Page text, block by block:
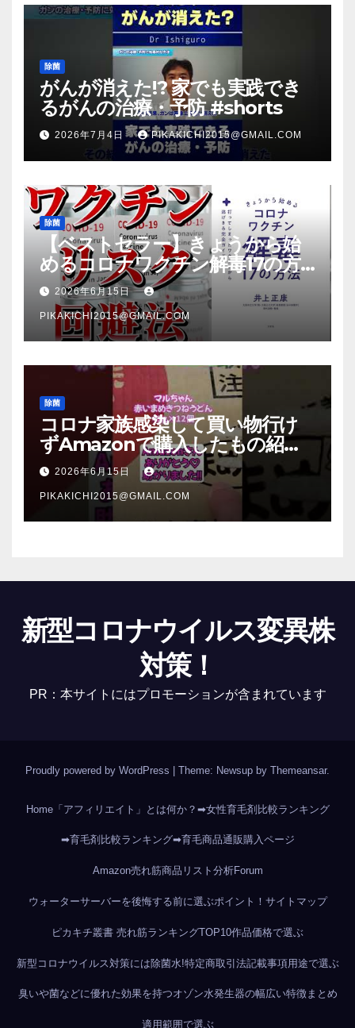
除菌
がんが消えた!? 家でも実践でき
るがんの治療・予防 #shorts
2026年7月4日 PIKAKICHI2015@GMAIL.COM
除菌
【ベストセラー】きょうから始
めるコロナワクチン解毒17の方
法【本要約】
2026年6月15日
PIKAKICHI2015@GMAIL.COM
除菌
コロナ家族感染して買い物行け
ずAmazonで購入したもの紹
介 #Shorts
2026年6月15日
PIKAKICHI2015@GMAIL.COM
新型コロナウイルス変異株
対策！
PR：本サイトにはプロモーションが含まれています
Proudly powered by WordPress Theme: Newsup by Themeansar.
Home「アフィリエイト」とは何か？ ➡女性育毛剤比較ランキング
➡育毛剤比較ランキング➡育毛商品通販購入ページ
Amazon売れ筋商品リスト分析Forum
ウォーターサーバーを後悔する前に選ぶポイント！ サイトマップ
ピカキチ叢書 売れ筋ランキングTOP10作品価格で選ぶ
新型コロナウイルス対策には除菌水!特定商取引法記載事項用途で選ぶ
臭いや菌などに優れた効果を持つオゾン水発生器の幅広い特徴まとめ
適用範囲で選ぶ